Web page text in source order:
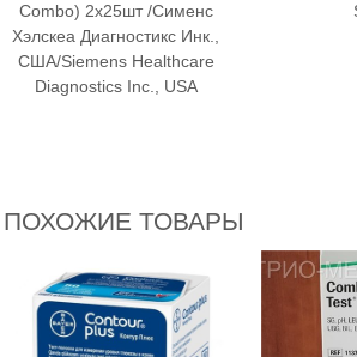
Combo) 2х25шт /Сименс
Хэлскеа Диагностикс Инк.,
США/Siemens Healthcare
Diagnostics Inc., USA
ПОХОЖИЕ ТОВАРЫ